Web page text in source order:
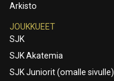
Arkisto
JOUKKUEET
SJK
SJK Akatemia
SJK Juniorit (omalle sivulle)